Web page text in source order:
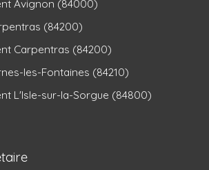
Avignon (84000)
(84200)
Carpentras (84200)
les-Fontaines (84210)
L'Isle-sur-la-Sorgue (84800)